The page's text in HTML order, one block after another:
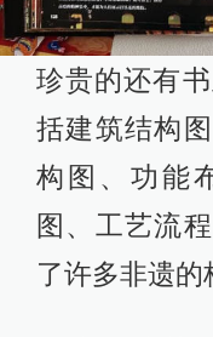
珍贵的还有
括建筑结构
构图、功能
图、工艺流
了许多非遗的